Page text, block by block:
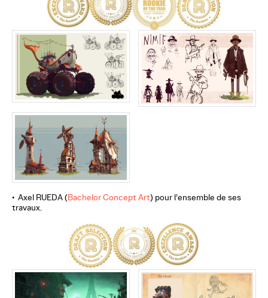
• Axel RUEDA (Bachelor Concept Art) pour l’ensemble de ses
travaux.